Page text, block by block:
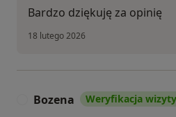
Bardzo dziękuję za opinię
18 lutego 2026
Bozena Weryfikacja wizyty